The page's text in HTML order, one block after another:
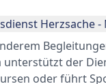
Herzsache
unterstützt der
oder führt